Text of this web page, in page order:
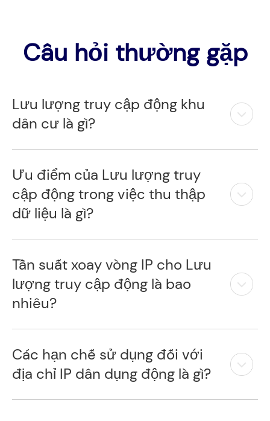
Câu hỏi thường gặp
Lưu lượng truy cập động khu
dân cư là gì?
Ưu điểm của Lưu lượng truy
cập động trong việc thu thập
dữ liệu là gì?
Tần suất xoay vòng IP cho Lưu
lượng truy cập động là bao
nhiêu?
Các hạn chế sử dụng đối với
địa chỉ IP dân dụng động là gì?